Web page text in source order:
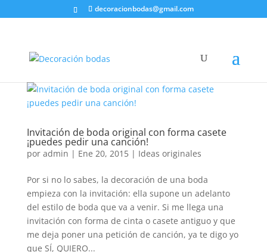
decoracionbodas@gmail.com
Invitación de boda original con forma casete
¡puedes pedir una canción!
por admin | Ene 20, 2015| Ideas originales
Por si no lo sabes, la decoración de una boda
empieza con la invitación: ella supone un adelanto
del estilo de boda que va a venir. Si me llega una
invitación con forma de cinta o casete antiguo y que
me deja poner una petición de canción, ya te digo yo
que SÍ, QUIERO...